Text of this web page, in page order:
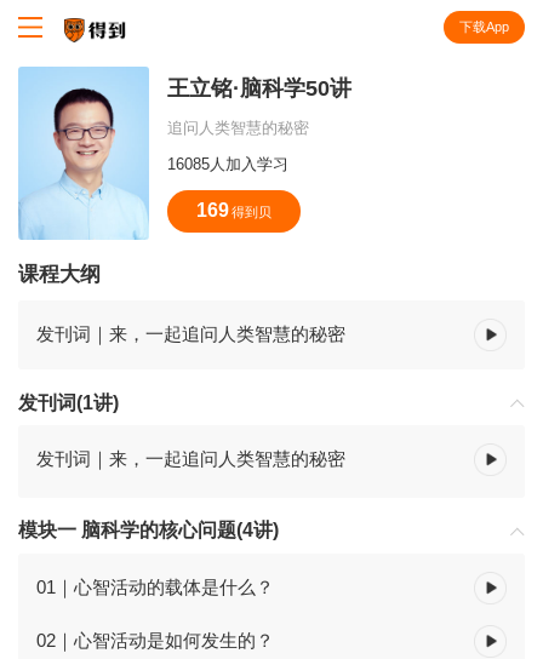
下载App
王立铭·脑科学50讲
追问人类智慧的秘密
16085人加入学习
169 得到贝
课程大纲
发刊词｜来，一起追问人类智慧的秘密
发刊词(1讲)
发刊词｜来，一起追问人类智慧的秘密
模块一 脑科学的核心问题(4讲)
01｜心智活动的载体是什么？
02｜心智活动是如何发生的？